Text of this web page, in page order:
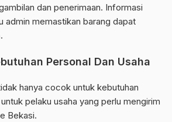
dan penerimaan. Informasi
admin memastikan barang dapat
Personal Dan Usaha
hanya cocok untuk kebutuhan
pelaku usaha yang perlu mengirim
Bekasi.